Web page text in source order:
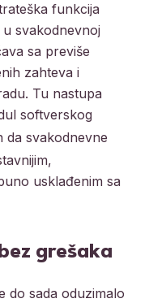
funkcija
svakodnevnoj
sa previše
zahteva i
Tu nastupa
softverskog
da svakodnevne
usklađenim sa
grešaka
do sada oduzimalo